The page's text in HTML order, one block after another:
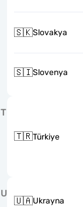
🇸🇰Slovakya
🇸🇮Slovenya
T
🇹🇷Türkiye
U
🇺🇦Ukrayna